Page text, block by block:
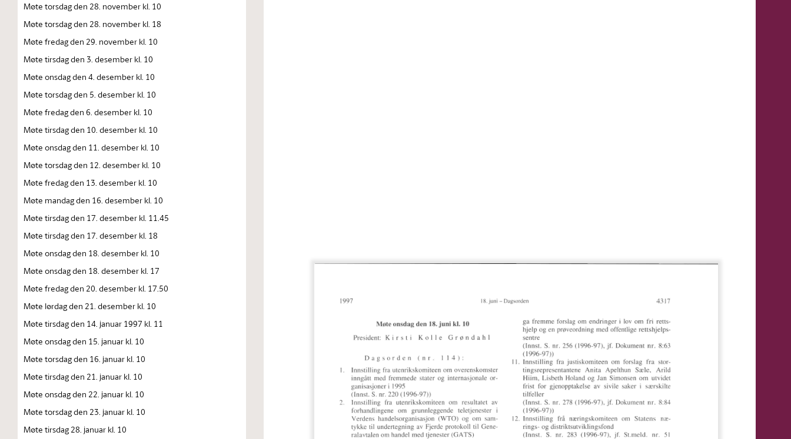
Møte torsdag den 28. november kl. 10
Møte torsdag den 28. november kl. 18
Møte fredag den 29. november kl. 10
Møte tirsdag den 3. desember kl. 10
Møte onsdag den 4. desember kl. 10
Møte torsdag den 5. desember kl. 10
Møte fredag den 6. desember kl. 10
Møte tirsdag den 10. desember kl. 10
Møte onsdag den 11. desember kl. 10
Møte torsdag den 12. desember kl. 10
Møte fredag den 13. desember kl. 10
Møte mandag den 16. desember kl. 10
Møte tirsdag den 17. desember kl. 11.45
Møte tirsdag den 17. desember kl. 18
Møte onsdag den 18. desember kl. 10
Møte onsdag den 18. desember kl. 17
Møte fredag den 20. desember kl. 17.50
Møte lørdag den 21. desember kl. 10
Møte tirsdag den 14. januar 1997 kl. 11
Møte onsdag den 15. januar kl. 10
Møte torsdag den 16. januar kl. 10
Møte tirsdag den 21. januar kl. 10
Møte onsdag den 22. januar kl. 10
Møte torsdag den 23. januar kl. 10
Møte tirsdag 28. januar kl. 10